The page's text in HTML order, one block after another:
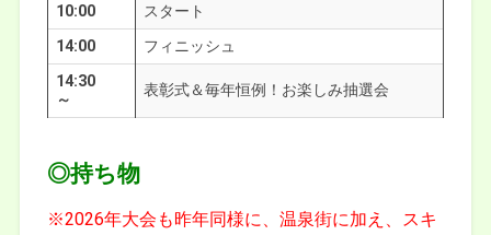
10:00
スタート
14:00
フィニッシュ
14:30
～
表彰式＆毎年恒例！お楽しみ抽選会
◎持ち物
※2026年大会も昨年同様に、温泉街に加え、スキ